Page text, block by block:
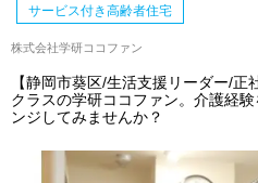
サービス付き高齢者住宅
株式会社学研ココファン
【静岡市葵区/生活支援リーダー/
クラスの学研ココファン。介護経
ンジしてみませんか？